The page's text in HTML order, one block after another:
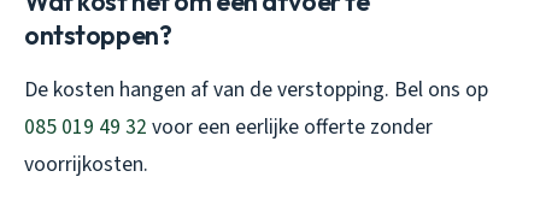
ontstoppen?
De kosten hangen af van de verstopping. Bel ons op
085 019 49 32 voor een eerlijke offerte zonder
voorrijkosten.